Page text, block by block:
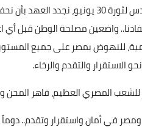
إننا، في العيد السادس لثورة
واضعين مصلحة الوطن قبل أي
للنهوض بمصر على جميع
والتقدم والرخاء.
للشعب المصري العظيم، قاهر المحن
في أمان واستقرار وتقدم.. دوماً